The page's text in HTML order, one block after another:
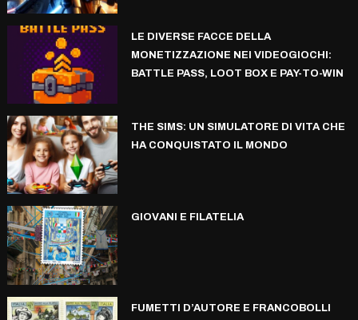
LE DIVERSE FACCE DELLA
MONETIZZAZIONE NEI VIDEOGIOCHI:
BATTLE PASS, LOOT BOX E PAY-TO-WIN
THE SIMS: UN SIMULATORE DI VITA CHE
HA CONQUISTATO IL MONDO
GIOVANI E FILATELIA
FUMETTI D’AUTORE E FRANCOBOLLI